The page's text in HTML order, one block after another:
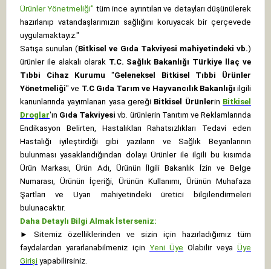
Ürünler Yönetmeliği" tüm ince ayrıntıları ve detayları düşünülerek
hazırlanıp vatandaşlarımızın sağlığını koruyacak bir çerçevede
uygulamaktayız."
Satışa sunulan (Bitkisel ve Gıda Takviyesi mahiyetindeki vb.)
ürünler ile alakalı olarak T.C. Sağlık Bakanlığı Türkiye İlaç ve
Tıbbi Cihaz Kurumu "Geleneksel Bitkisel Tıbbi Ürünler
Yönetmeliği" ve T.C Gıda Tarım ve Hayvancılık Bakanlığı ilgili
kanunlarında yayımlanan yasa gereği Bitkisel Ürünlerin Bitkisel
Droglar'ın Gıda Takviyesi vb. ürünlerin Tanıtım ve Reklamlarında
Endikasyon Belirten, Hastalıkları Rahatsızlıkları Tedavi eden
Hastalığı iyileştirdiği gibi yazıların ve Sağlık Beyanlarının
bulunması yasaklandığından dolayı Ürünler ile ilgili bu kısımda
Ürün Markası, Ürün Adı, Ürünün İlgili Bakanlık İzin ve Belge
Numarası, Ürünün İçeriği, Ürünün Kullanımı, Ürünün Muhafaza
Şartları ve Uyarı mahiyetindeki üretici bilgilendirmeleri
bulunacaktır.
Daha Detaylı Bilgi Almak İsterseniz:
►
Sitemiz özelliklerinden ve sizin için hazırladığımız tüm
faydalardan yararlanabilmeniz için Yeni Üye Olabilir veyaÜye
Girişi yapabilirsiniz.